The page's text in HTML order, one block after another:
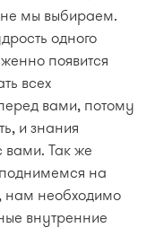
мы выбираем.
одного
появится
всех
вами, потому
и знания
вами. Так же
на
необходимо
внутренние